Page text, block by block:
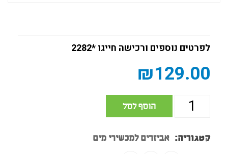
לפרטים נוספים ורכישה חייגו *2282
₪129.00
הוסף לסל
קטגוריה: אביזרים למכשירי מים